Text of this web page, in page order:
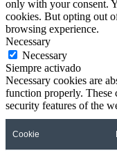
only with your consent.
cookies. But opting out
browsing experience.
Necessary
Necessary
Siempre activado
Necessary cookies are
function properly. These
security features of the
Cookie